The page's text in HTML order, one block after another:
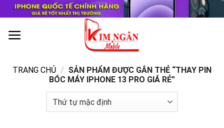
Skip
to
content
TRANG CHỦ / SẢN PHẨM ĐƯỢC GẮN THẺ “THAY PIN
BÓC MÁY IPHONE 13 PRO GIÁ RẺ”